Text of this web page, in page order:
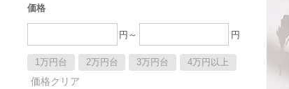
価格
円～ 円
1万円台 2万円台 3万円台 4万円以上
価格クリア